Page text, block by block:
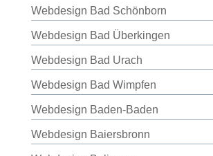
Webdesign Bad Schönborn
Webdesign Bad Überkingen
Webdesign Bad Urach
Webdesign Bad Wimpfen
Webdesign Baden-Baden
Webdesign Baiersbronn